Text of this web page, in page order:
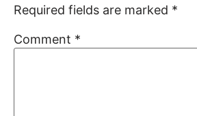
Required fields are marked *
Comment *